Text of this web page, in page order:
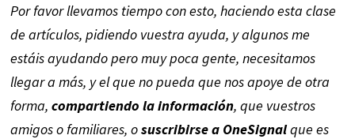
Por favor llevamos tiempo con esto, haciendo esta clase
de artículos, pidiendo vuestra ayuda, y algunos me
estáis ayudando pero muy poca gente, necesitamos
llegar a más, y el que no pueda que nos apoye de otra
forma, compartiendo la información, que vuestros
amigos o familiares, osuscribirse a OneSignalque es